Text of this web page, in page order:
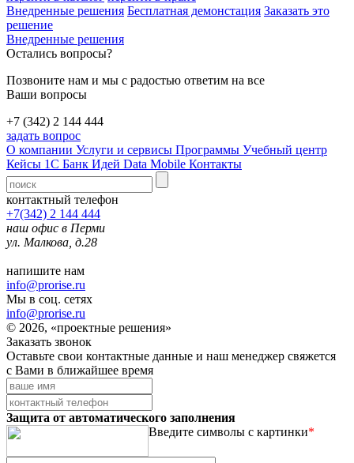
Внедренные решения Бесплатная демонстация Заказать это
решение
Внедренные решения
Остались вопросы?
Позвоните нам и мы с радостью ответим на все
Ваши вопросы
+7 (342) 2 144 444
задать вопрос
О компании Услуги и сервисы Программы Учебный центр
Кейсы 1С Банк Идей Data Mobile Контакты
контактный телефон
+7(342) 2 144 444
наш офис в Перми
ул. Малкова, д.28
напишите нам
info@prorise.ru
Мы в соц. сетях
info@prorise.ru
© 2026, «проектные решения»
Заказать звонок
Оставьте свои контактные данные и наш менеджер свяжется
с Вами в ближайшее время
Защита от автоматического заполнения
Введите символы с картинки*